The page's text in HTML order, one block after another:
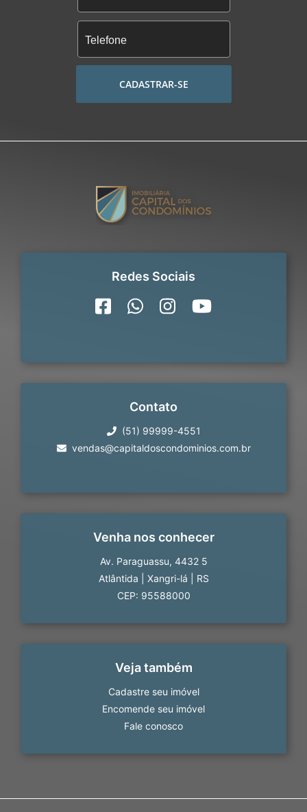
CADASTRAR-SE
Redes Sociais
Contato
(51) 99999-4551
vendas@capitaldoscondominios.com.br
Venha nos conhecer
Av. Paraguassu, 4432 5
Atlântida
Xangri-lá
RS
CEP: 95588000
Veja também
Cadastre seu imóvel
Encomende seu imóvel
Fale conosco